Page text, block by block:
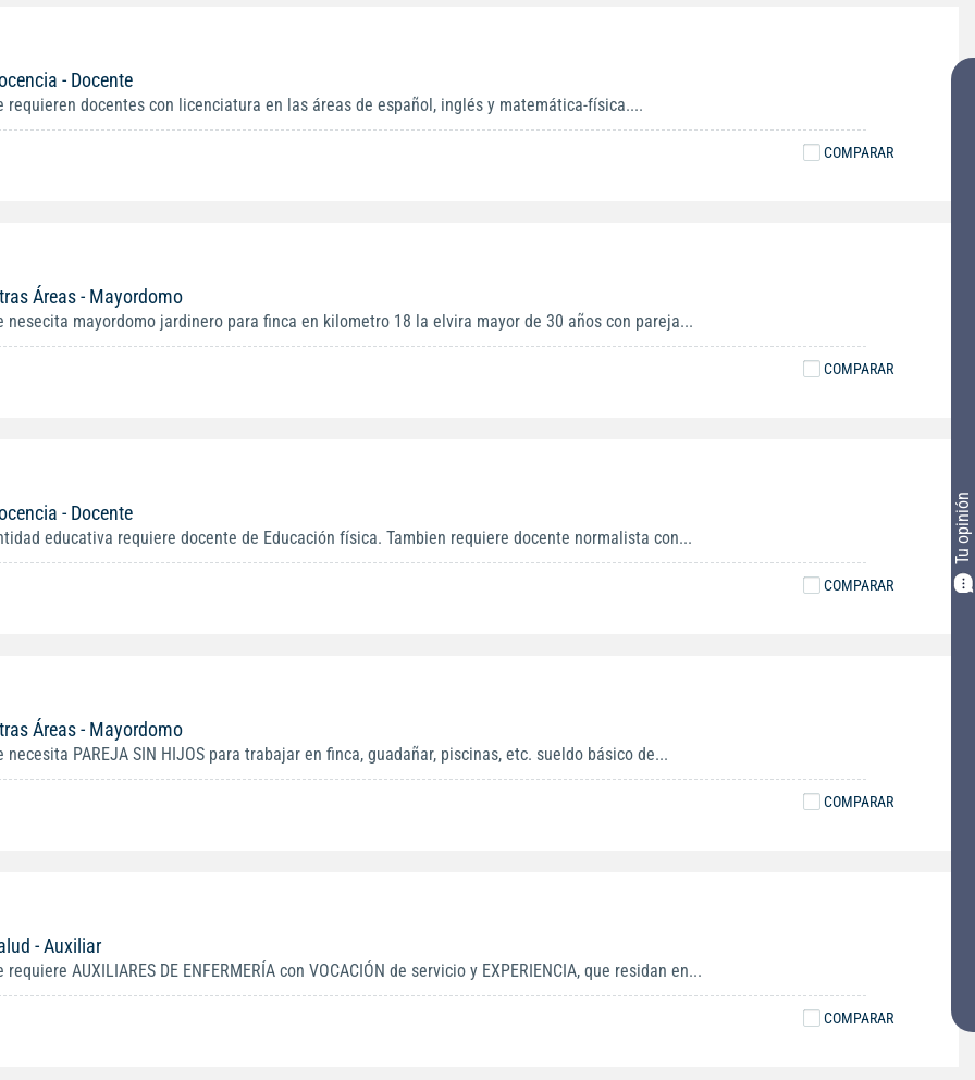
Tu opinión
- Docente
requieren docentes con licenciatura en las áreas de español, inglés y matemática-física....
COMPARAR
Áreas - Mayordomo
nesecita mayordomo jardinero para finca en kilometro 18 la elvira mayor de 30 años con pareja...
COMPARAR
- Docente
educativa requiere docente de Educación física. Tambien requiere docente normalista con...
COMPARAR
Áreas - Mayordomo
necesita PAREJA SIN HIJOS para trabajar en finca, guadañar, piscinas, etc. sueldo básico de...
COMPARAR
- Auxiliar
requiere AUXILIARES DE ENFERMERÍA con VOCACIÓN de servicio y EXPERIENCIA, que residan en...
COMPARAR